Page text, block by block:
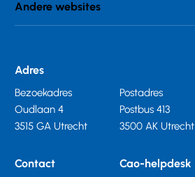
Andere websites
Adres
Bezoekadres
Oudlaan 4
3515 GA Utrecht
Postadres
Postbus 413
3500 AK Utrecht
Contact Cao-helpdesk